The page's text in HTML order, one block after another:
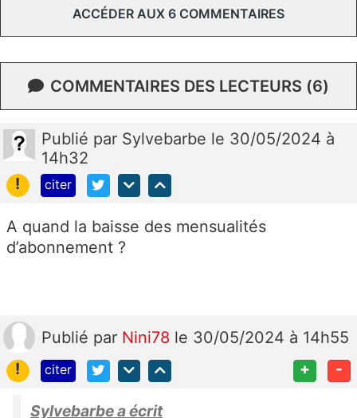
ACCÉDER AUX 6 COMMENTAIRES
COMMENTAIRES DES LECTEURS (6)
Publié par Sylvebarbe le 30/05/2024 à
14h32
!
citer
A quand la baisse des mensualités
d’abonnement ?
Publié par Nini78 le 30/05/2024 à 14h55
!
citer + -
Sylvebarbe a écrit